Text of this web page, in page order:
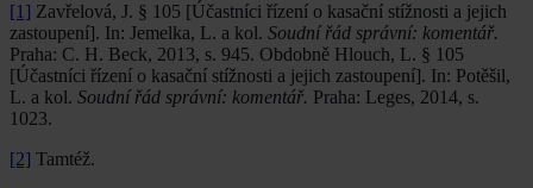
[1] Zavřelová, J. § 105 [Účastníci řízení o kasační stížnosti a jejich
zastoupení]. In: Jemelka, L. a kol. Soudní řád správní: komentář.
Praha: C. H. Beck, 2013, s. 945. Obdobně Hlouch, L. § 105
[Účastníci řízení o kasační stížnosti a jejich zastoupení]. In: Potěšil,
L. a kol. Soudní řád správní: komentář. Praha: Leges, 2014, s.
1023.
[2] Tamtéž.